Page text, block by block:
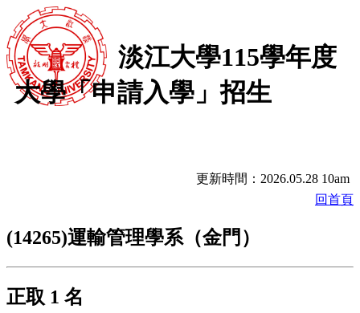
淡江大學115學年度
大學「申請入學」招生
更新時間：2026.05.28 10am
回首頁
(14265)運輸管理學系（金門）
正取 1 名